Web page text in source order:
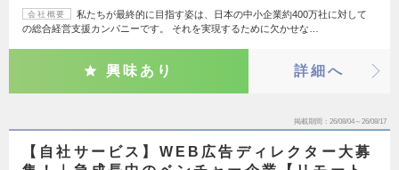
会社概要
私たちが最終的に目指す姿は、日本の中小企業約400万社に対して
の総合経営支援カンパニーです。 それを実現するために欠かせな…
興味あり 詳細へ
掲載期間 26/08/04～26/08/17
【自社サービス】WEB広告ディレクター大募